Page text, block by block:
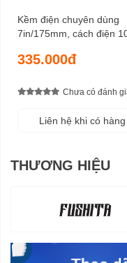
Kềm điện chuyên dùng
7in/175mm, cách điện
335.000đ
Chưa có đánh
Liên hệ khi có hàng
THƯƠNG HIỆU